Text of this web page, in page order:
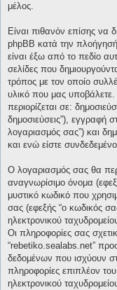
μέλος.
Είναι πιθανόν επίσης να
phpBB κατά την
είναι έξω από το πεδίο
σελίδες που
τρόπος με τον οποίο
υλικό που μας
περιορίζεται σε:
δημοσιεύσεις”), εγγραφή
λογαριασμός σας”) και
και ενώ είστε
Ο λογαριασμός σας θα
αναγνωρίσιμο όνομα
μυστικό κωδικό που
σας (εφεξής “ο κωδικός
ηλεκτρονικού
Οι πληροφορίες σας
“rebetiko.sealabs.net”
δεδομένων που ισχύουν
πληροφορίες επιπλέον
ηλεκτρονικού